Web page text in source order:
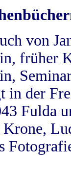
von
früher
in der
Fulda